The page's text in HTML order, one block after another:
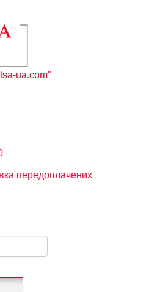
ua.com"
передоплачених